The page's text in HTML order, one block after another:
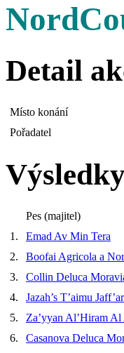
Detail
Místo konání
Pořadatel
Pes (majitel)
1.
Emad Av Min Tera
2.
Boofai Agricola a
3.
Collin Deluca
4.
Jazah’s T’aimu
5.
Za’yyan Al’Hiram Al
6.
Casanova Deluca